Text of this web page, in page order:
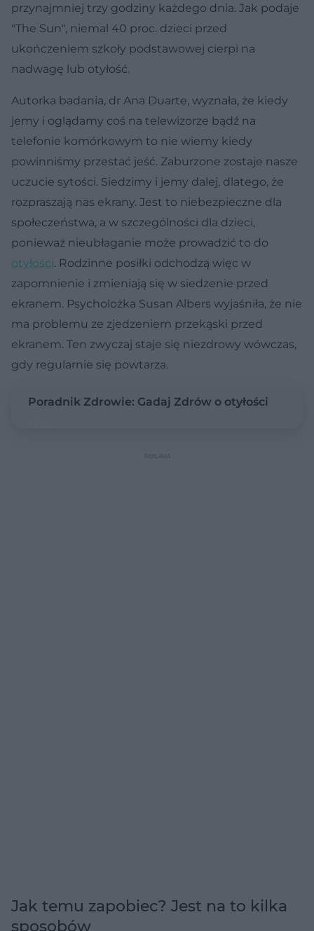
przynajmniej trzy godziny każdego dnia. Jak podaje
"The Sun", niemal 40 proc. dzieci przed
ukończeniem szkoły podstawowej cierpi na
nadwagę lub otyłość.
Autorka badania, dr Ana Duarte, wyznała, że kiedy
jemy i oglądamy coś na telewizorze bądź na
telefonie komórkowym to nie wiemy kiedy
powinniśmy przestać jeść. Zaburzone zostaje nasze
uczucie sytości. Siedzimy i jemy dalej, dlatego, że
rozpraszają nas ekrany. Jest to niebezpieczne dla
społeczeństwa, a w szczególności dla dzieci,
ponieważ nieubłaganie może prowadzić to do
otyłości. Rodzinne posiłki odchodzą więc w
zapomnienie i zmieniają się w siedzenie przed
ekranem. Psycholożka Susan Albers wyjaśniła, że nie
ma problemu ze zjedzeniem przekąski przed
ekranem. Ten zwyczaj staje się niezdrowy wówczas,
gdy regularnie się powtarza.
Poradnik Zdrowie: Gadaj Zdrów o otyłości
Jak temu zapobiec? Jest na to kilka
sposobów